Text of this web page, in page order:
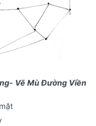
Vẽ Mù Đường Viền